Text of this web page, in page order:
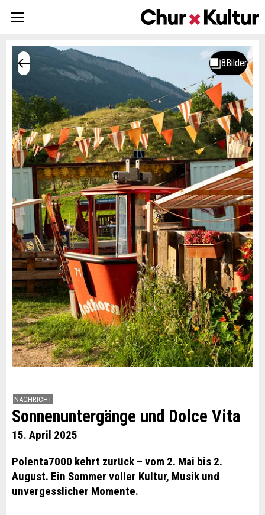
NACHRICHT
Sonnenuntergänge und Dolce Vita
15. April 2025
Polenta7000 kehrt zurück – vom 2. Mai bis 2.
August. Ein Sommer voller Kultur, Musik und
unvergesslicher Momente.